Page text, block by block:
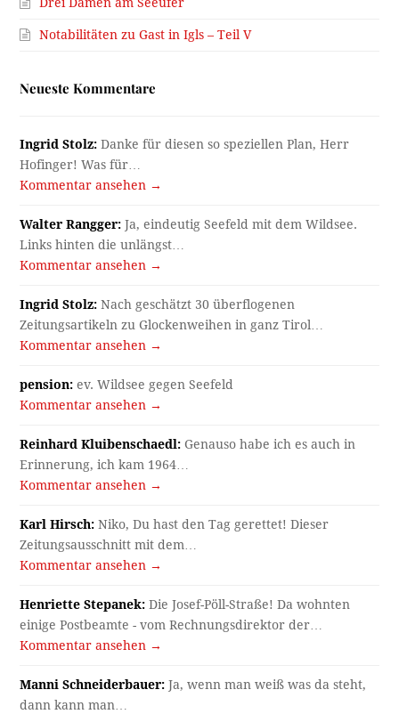
Notabilitäten zu Gast in Igls – Teil V
Neueste Kommentare
Ingrid Stolz: Danke für diesen so speziellen Plan, Herr
Hofinger! Was für…
Kommentar ansehen →
Walter Rangger: Ja, eindeutig Seefeld mit dem Wildsee.
Links hinten die unlängst…
Kommentar ansehen →
Ingrid Stolz: Nach geschätzt 30 überflogenen
Zeitungsartikeln zu Glockenweihen in ganz Tirol…
Kommentar ansehen →
pension: ev. Wildsee gegen Seefeld
Kommentar ansehen →
Reinhard Kluibenschaedl: Genauso habe ich es auch in
Erinnerung, ich kam 1964…
Kommentar ansehen →
Karl Hirsch: Niko, Du hast den Tag gerettet! Dieser
Zeitungsausschnitt mit dem…
Kommentar ansehen →
Henriette Stepanek: Die Josef-Pöll-Straße! Da wohnten
einige Postbeamte - vom Rechnungsdirektor der…
Kommentar ansehen →
Manni Schneiderbauer: Ja, wenn man weiß was da steht,
dann kann man…